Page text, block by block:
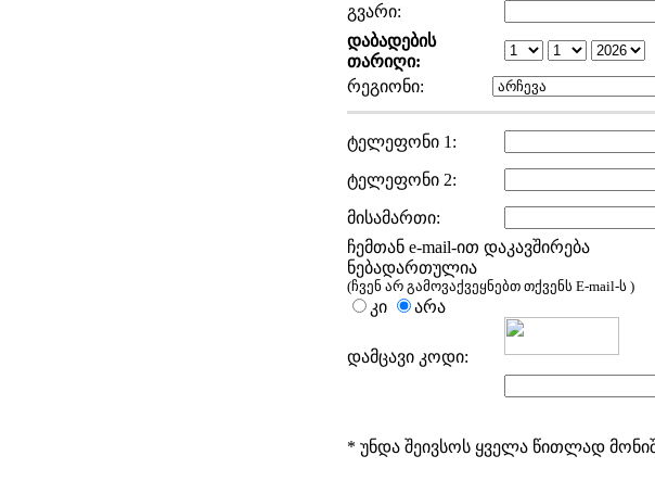
გვარი:
დაბადების
თარიღი:
რეგიონი:
ტელეფონი 1:
ტელეფონი 2:
მისამართი:
ჩემთან e-mail-ით დაკავშირება
ნებადართულია
(ჩვენ არ გამოვაქვეყნებთ თქვენს E-mail-ს )
კი არა
დამცავი კოდი:
* უნდა შეივსოს ყველა წითლად